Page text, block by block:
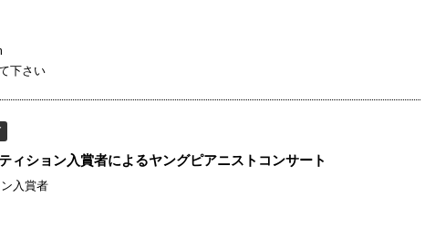
下さい
ィション入賞者によるヤングピアニストコンサート
入賞者